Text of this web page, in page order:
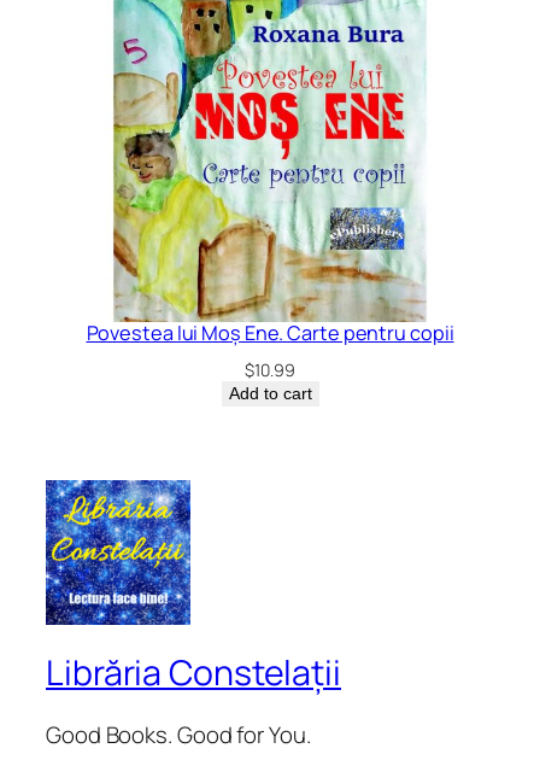
Povestea lui Moș Ene. Carte pentru copii
$10.99
Add to cart
Librăria Constelații
Good Books. Good for You.